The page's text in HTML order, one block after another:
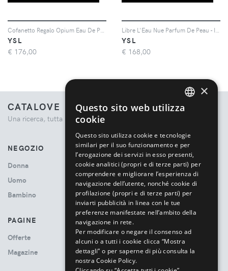
YSL
€ 176,00
YSL
€ 168,00
CATALOVE
Una ricerca, tutta la moda.
NEGOZIO
Donna
Uomo
Bambino
PAGINE
Offerte
Magazine
×
Questo sito web utilizza
cookie
Questo sito utilizza cookie e tecnologie
similari per il suo funzionamento e per
l’erogazione dei servizi in esso presenti,
cookie analitici (propri e di terze parti) per
comprendere e migliorare l’esperienza di
navigazione dell’utente, nonché cookie di
profilazione (propri e di terze parti) per
inviarti pubblicità in linea con le tue
preferenze manifestate nell’ambito della
navigazione in rete.
Per modificare o negare il consenso ad
alcuni o a tutti i cookie clicca “Mostra
dettagli” o per saperne di più consulta la
nostra Cookie Policy.